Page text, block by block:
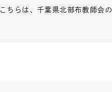
こちらは、千葉県北部布教師会